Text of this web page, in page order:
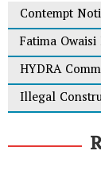
Contempt
Fatima
HYDRA
Illegal